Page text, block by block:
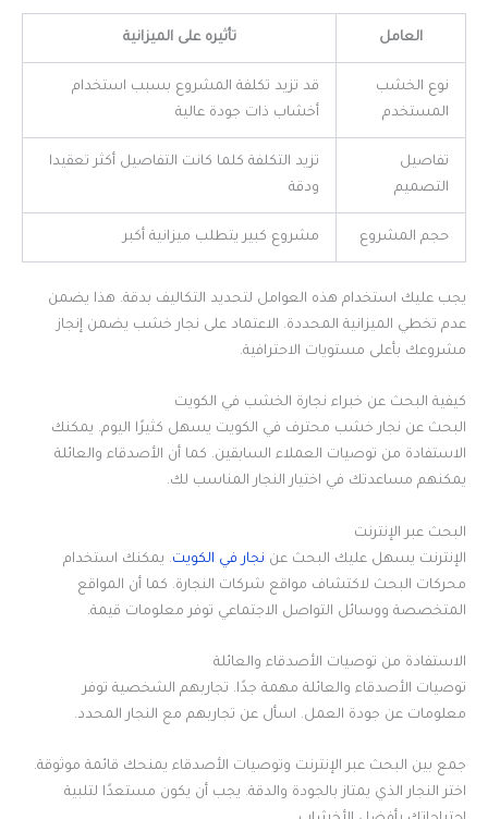
العامل تأثيره على الميزانية
نوع الخشب
المستخدم
قد تزيد تكلفة المشروع بسبب استخدام
أخشاب ذات جودة عالية
تفاصيل
التصميم
تزيد التكلفة كلما كانت التفاصيل أكثر تعقيدا
ودقة
حجم المشروع مشروع كبير يتطلب ميزانية أكبر
يجب عليك استخدام هذه العوامل لتحديد التكاليف بدقة. هذا يضمن
عدم تخطي الميزانية المحددة. الاعتماد على نجار خشب يضمن إنجاز
مشروعك بأعلى مستويات الاحترافية.
كيفية البحث عن خبراء نجارة الخشب في الكويت
البحث عن نجار خشب محترف في الكويت يسهل كثيرًا اليوم. يمكنك
الاستفادة من توصيات العملاء السابقين. كما أن الأصدقاء والعائلة
يمكنهم مساعدتك في اختيار النجار المناسب لك.
البحث عبر الإنترنت
الإنترنت يسهل عليك البحث عن نجار في الكويت. يمكنك استخدام
محركات البحث لاكتشاف مواقع شركات النجارة. كما أن المواقع
المتخصصة ووسائل التواصل الاجتماعي توفر معلومات قيمة.
الاستفادة من توصيات الأصدقاء والعائلة
توصيات الأصدقاء والعائلة مهمة جدًا. تجاربهم الشخصية توفر
معلومات عن جودة العمل. اسأل عن تجاربهم مع النجار المحدد.
جمع بين البحث عبر الإنترنت وتوصيات الأصدقاء يمنحك قائمة موثوقة.
اختر النجار الذي يمتاز بالجودة والدقة. يجب أن يكون مستعدًا لتلبية